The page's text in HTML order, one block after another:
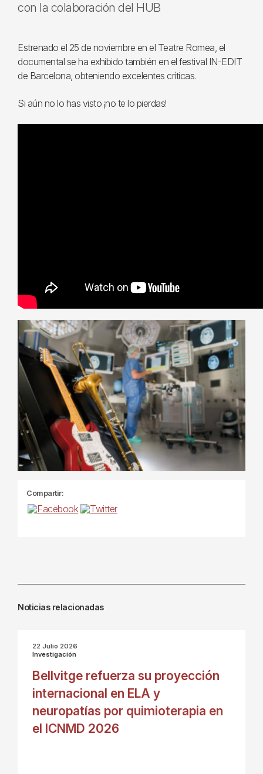
con la colaboración del HUB
Estrenado el 25 de noviembre en el Teatre Romea, el
documental se ha exhibido también en el festival IN-EDIT
de Barcelona, obteniendo excelentes críticas.
Si aún no lo has visto ¡no te lo pierdas!
Compartir:
Noticias relacionadas
22 Julio 2026
Investigación
Bellvitge refuerza su proyección
internacional en ELA y
neuropatías por quimioterapia en
el ICNMD 2026